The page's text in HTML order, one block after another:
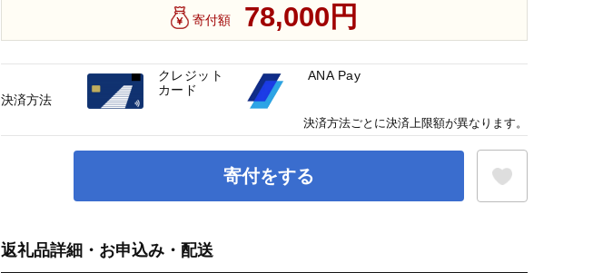
寄付額 78,000円
寄付をする
返礼品詳細・お申込み・配送
決済方法
クレジット
カード
ANA Pay
決済方法ごとに決済上限額が異なります。